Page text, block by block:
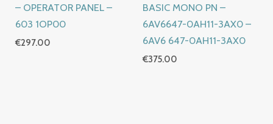
– OPERATOR PANEL –
603 1OP00
€297.00
BASIC MONO PN –
6AV6647-0AH11-3AX0 –
6AV6 647-0AH11-3AX0
€375.00